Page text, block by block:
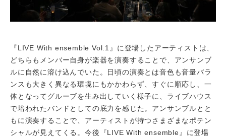
『LIVE With ensemble Vol.1』に登場したアーティストは、
どちらもメンバー自身が楽器を演奏することで、アンサンブ
ルに自然に溶け込んでいた。日頃の演奏とは音色も音量バラ
ンスも大きく異なる環境にもかかわらず、すぐに順応し、一
体となってグルーブを生み出していく様子に、ライブハウス
で培われたバンドとしての底力を感じた。アンサンブルとと
もに演奏することで、アーティストが持つさまざまなポテン
シャルが見えてくる。今後『LIVE With ensemble』に登場